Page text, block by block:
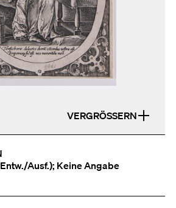
VERGRÖSSERN
Ausf.); Keine Angabe